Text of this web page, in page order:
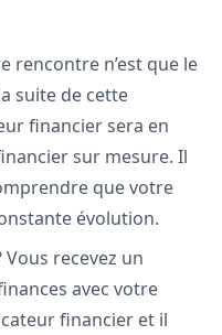
rencontre n’est que le
suite de cette
financier sera en
sur mesure. Il
que votre
évolution.
recevez un
avec votre
financier et il